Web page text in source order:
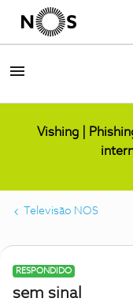
Vishing |
Televisão NOS
RESPONDIDO
sem sinal